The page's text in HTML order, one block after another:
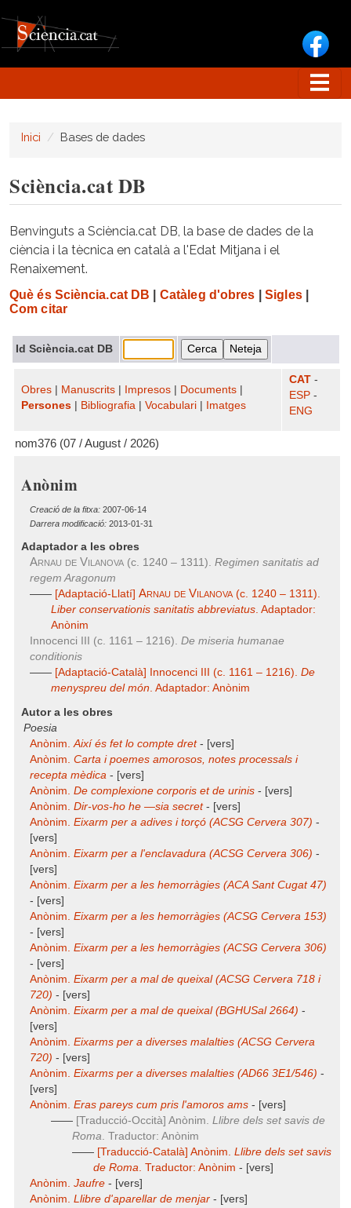
Inici Bases de dades
Sciència.cat DB
Benvinguts a Sciència.cat DB, la base de dades de la
ciència i la tècnica en català a l'Edat Mitjana i el
Renaixement.
Què és Sciència.cat DB Catàleg d'obres Sigles|
Com citar
Id Sciència.cat DB
Obres Manuscrits Impresos Documents
Persones
Bibliografia Vocabulari Imatges
CAT -
ESP -
ENG
nom376 (07 / August / 2026)
Anònim
Creació de la fitxa: 2007-06-14
Darrera modificació: 2013-01-31
Adaptador a les obres
Arnau de Vilanova (c. 1240 – 1311). Regimen sanitatis ad
regem Aragonum
—— [Adaptació-Llatí] Arnau de Vilanova(c. 1240 – 1311).
Liber conservationis sanitatis abbreviatus. Adaptador:
Anònim
Innocenci III (c. 1161 – 1216). De miseria humanae
conditionis
—— [Adaptació-Català] Innocenci III (c. 1161 – 1216). De
menyspreu del món. Adaptador: Anònim
Autor a les obres
Poesia
Anònim.Així és fet lo compte dret- [vers]
Anònim. Carta i poemes amorosos, notes processals i
recepta mèdica - [vers]
Anònim. De complexione corporis et de urinis - [vers]
Anònim. Dir-vos-ho he —sia secret- [vers]
Anònim. Eixarm per a adives i torçó (ACSG Cervera 307) -
[vers]
Anònim. Eixarm per a l'enclavadura (ACSG Cervera 306) -
[vers]
Anònim. Eixarm per a les hemorràgies (ACA Sant Cugat 47)
- [vers]
Anònim. Eixarm per a les hemorràgies (ACSG Cervera 153)
- [vers]
Anònim. Eixarm per a les hemorràgies (ACSG Cervera 306)
- [vers]
Anònim. Eixarm per a mal de queixal (ACSG Cervera 718 i
720) - [vers]
Anònim. Eixarm per a mal de queixal (BGHUSal 2664) -
[vers]
Anònim. Eixarms per a diverses malalties (ACSG Cervera
720) - [vers]
Anònim. Eixarms per a diverses malalties (AD66 3E1/546) -
[vers]
Anònim. Eras pareys cum pris l'amoros ams - [vers]
—— [Traducció-Occità] Anònim. Llibre dels set savis de
Roma. Traductor: Anònim
—— [Traducció-Català] Anònim. Llibre dels set savis
de Roma. Traductor: Anònim - [vers]
Anònim. Jaufre - [vers]
Anònim. Llibre d'aparellar de menjar - [vers]